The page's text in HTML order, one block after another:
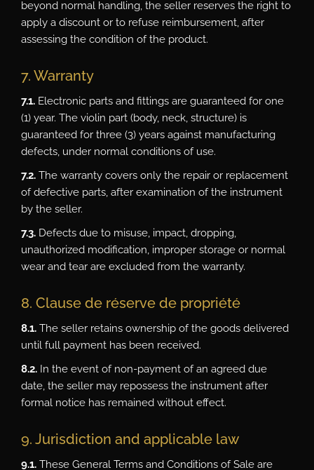
beyond normal handling, the seller reserves the right to
apply a discount or to refuse reimbursement, after
assessing the condition of the product.
7. Warranty
7.1. Electronic parts and fittings are guaranteed for one
(1) year. The violin part (body, neck, structure) is
guaranteed for three (3) years against manufacturing
defects, under normal conditions of use.
7.2. The warranty covers only the repair or replacement
of defective parts, after examination of the instrument
by the seller.
7.3. Defects due to misuse, impact, dropping,
unauthorized modification, improper storage or normal
wear and tear are excluded from the warranty.
8. Clause de réserve de propriété
8.1. The seller retains ownership of the goods delivered
until full payment has been received.
8.2. In the event of non-payment of an agreed due
date, the seller may repossess the instrument after
formal notice has remained without effect.
9. Jurisdiction and applicable law
9.1. These General Terms and Conditions of Sale are